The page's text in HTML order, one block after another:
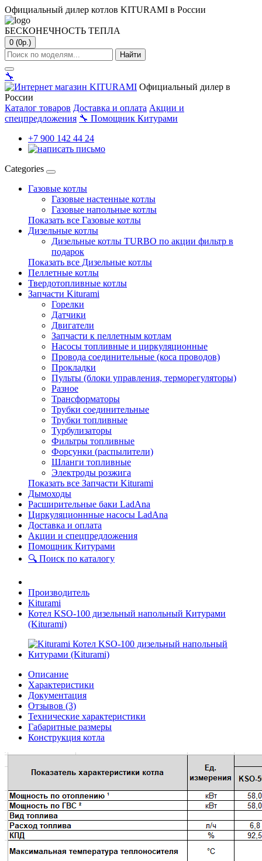
Официальный дилер котлов KITURAMI в России
БЕСКОНЕЧНОСТЬ ТЕПЛА
0 (0р.)
Найти
🔧
Официальный дилер в
России
Каталог товаров Доставка и оплата Акции и
спецпредложения 🔧 Помощник Китурами
+7 900 142 44 24
Categories
Газовые котлы
Газовые настенные котлы
Газовые напольные котлы
Показать все Газовые котлы
Дизельные котлы
Дизельные котлы TURBO по акции фильтр в
подарок
Показать все Дизельные котлы
Пеллетные котлы
Твердотопливные котлы
Запчасти Kiturami
Горелки
Датчики
Двигатели
Запчасти к пеллетным котлам
Насосы топливные и циркуляционные
Провода соединительные (коса проводов)
Прокладки
Пульты (блоки управления, терморегуляторы)
Разное
Трансформаторы
Трубки соединительные
Трубки топливные
Турбулизаторы
Фильтры топливные
Форсунки (распылители)
Шланги топливные
Электроды розжига
Показать все Запчасти Kiturami
Дымоходы
Расширительные баки LadAna
Циркуляционнные насосы LadAna
Доставка и оплата
Акции и спецпредложения
Помощник Китурами
🔍 Поиск по каталогу
Производитель
Kiturami
Котел KSO-100 дизельный напольный Китурами
(Kiturami)
Описание
Характеристики
Документация
Отзывов (3)
Технические характеристики
Габаритные размеры
Конструкция котла